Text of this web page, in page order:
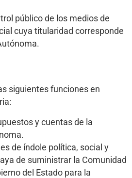
público de los medios de
cuya titularidad corresponde
siguientes funciones en
y cuentas de la
de índole política, social y
de suministrar la Comunidad
del Estado para la